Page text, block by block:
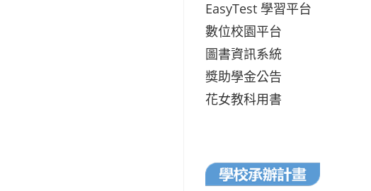
EasyTest 學習平台
數位校園平台
圖書資訊系統
獎助學金公告
花女教科用書